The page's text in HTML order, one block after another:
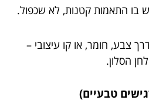
בו התאמות קטנות, לא שכפול.
צבע, חומר, או קו עיצובי –
הסלון.
טבעיים)